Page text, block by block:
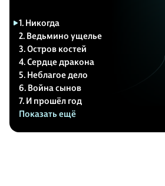
1. Никогда
2. Ведьмино ущелье
3. Остров костей
4. Сердце дракона
5. Неблагое дело
6. Война сынов
7. И прошёл год
Показать ещё